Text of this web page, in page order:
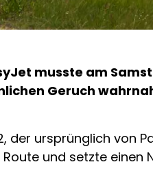
musste am
Geruch
der ursprünglich von
und setzte einen